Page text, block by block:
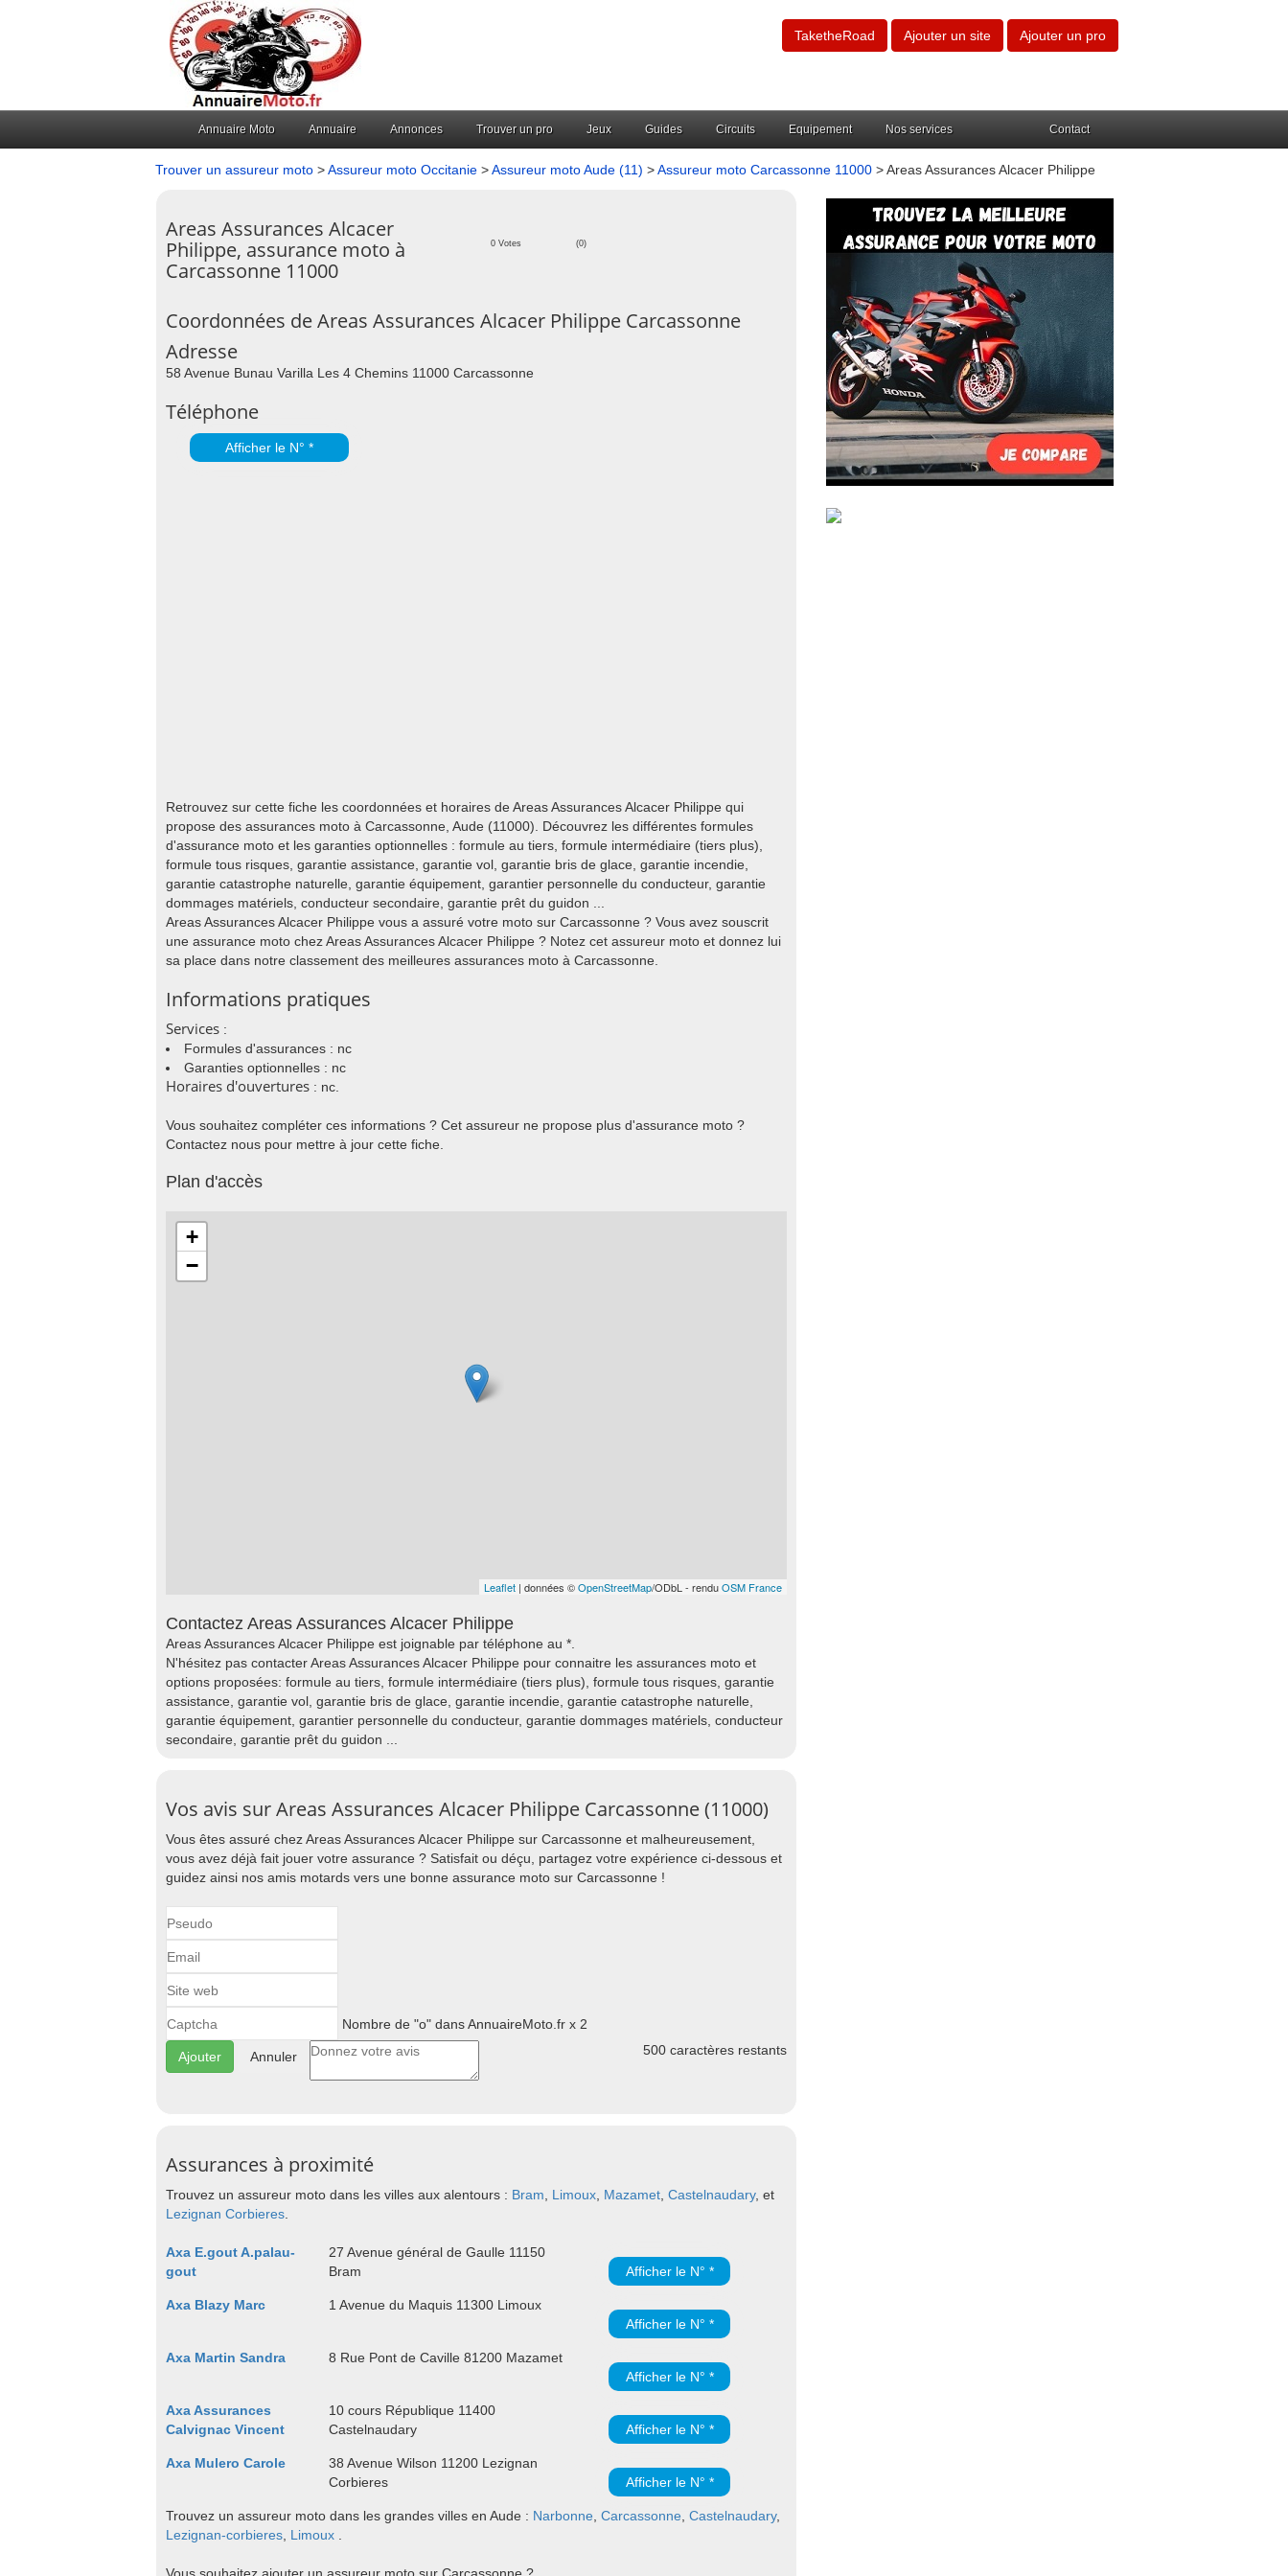
TaketheRoad Ajouter un site Ajouter un pro
Annuaire Moto Annuaire Annonces Trouver un pro Jeux Guides Circuits Equipement Nos services Contact
Trouver un assureur moto >Assureur moto Occitanie >Assureur moto Aude (11) >Assureur moto Carcassonne 11000 > Areas Assurances Alcacer Philippe
Areas Assurances Alcacer
Philippe, assurance moto à
Carcassonne 11000
0 Votes (0)
Coordonnées de Areas Assurances Alcacer Philippe Carcassonne
Adresse
58 Avenue Bunau Varilla Les 4 Chemins 11000 Carcassonne
Téléphone
Afficher le N° *
Retrouvez sur cette fiche les coordonnées et horaires de Areas Assurances Alcacer Philippe qui
propose des assurances moto à Carcassonne, Aude (11000). Découvrez les différentes formules
d'assurance moto et les garanties optionnelles : formule au tiers, formule intermédiaire (tiers plus),
formule tous risques, garantie assistance, garantie vol, garantie bris de glace, garantie incendie,
garantie catastrophe naturelle, garantie équipement, garantier personnelle du conducteur, garantie
dommages matériels, conducteur secondaire, garantie prêt du guidon ...
Areas Assurances Alcacer Philippe vous a assuré votre moto sur Carcassonne ? Vous avez souscrit
une assurance moto chez Areas Assurances Alcacer Philippe ? Notez cet assureur moto et donnez lui
sa place dans notre classement des meilleures assurances moto à Carcassonne.
Informations pratiques
Services :
Formules d'assurances : nc
Garanties optionnelles : nc
Horaires d'ouvertures : nc.
Vous souhaitez compléter ces informations ? Cet assureur ne propose plus d'assurance moto ?
Contactez nous pour mettre à jour cette fiche.
Plan d'accès
+
−
Leaflet | données ©OpenStreetMap/ODbL - renduOSM France
Contactez Areas Assurances Alcacer Philippe
Areas Assurances Alcacer Philippe est joignable par téléphone au *.
N'hésitez pas contacter Areas Assurances Alcacer Philippe pour connaitre les assurances moto et
options proposées: formule au tiers, formule intermédiaire (tiers plus), formule tous risques, garantie
assistance, garantie vol, garantie bris de glace, garantie incendie, garantie catastrophe naturelle,
garantie équipement, garantier personnelle du conducteur, garantie dommages matériels, conducteur
secondaire, garantie prêt du guidon ...
Vos avis sur Areas Assurances Alcacer Philippe Carcassonne (11000)
Vous êtes assuré chez Areas Assurances Alcacer Philippe sur Carcassonne et malheureusement,
vous avez déjà fait jouer votre assurance ? Satisfait ou déçu, partagez votre expérience ci-dessous et
guidez ainsi nos amis motards vers une bonne assurance moto sur Carcassonne !
Nombre de "o" dans AnnuaireMoto.fr x 2
Annuler 500 caractères restants
Assurances à proximité
Trouvez un assureur moto dans les villes aux alentours : Bram Limoux Mazamet Castelnaudary, et
Lezignan Corbieres
Axa E.gout A.palau-
gout
27 Avenue général de Gaulle 11150
Bram
Afficher le N° *
Axa Blazy Marc
1 Avenue du Maquis 11300 Limoux
Afficher le N° *
Axa Martin Sandra
8 Rue Pont de Caville 81200 Mazamet
Afficher le N° *
Axa Assurances
Calvignac Vincent
10 cours République 11400
Castelnaudary
Afficher le N° *
Axa Mulero Carole
38 Avenue Wilson 11200 Lezignan
Corbieres
Afficher le N° *
Trouvez un assureur moto dans les grandes villes en Aude : Narbonne Carcassonne Castelnaudary,
Lezignan-corbieres Limoux